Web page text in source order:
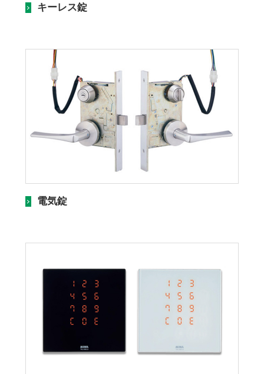
キーレス錠
電気錠